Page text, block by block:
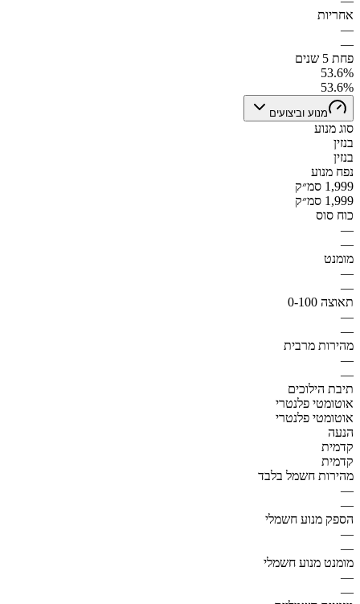
אחריות
—
—
פחת 5 שנים
53.6%
53.6%
מנוע וביצועים
סוג מנוע
בנזין
בנזין
נפח מנוע
1,999 סמ״ק
1,999 סמ״ק
כוח סוס
—
—
מומנט
—
—
תאוצה 0-100
—
—
מהירות מרבית
—
—
תיבת הילוכים
אוטומטי פלנטרי
אוטומטי פלנטרי
הנעה
קדמית
קדמית
מהירות חשמל בלבד
—
—
הספק מנוע חשמלי
—
—
מומנט מנוע חשמלי
—
—